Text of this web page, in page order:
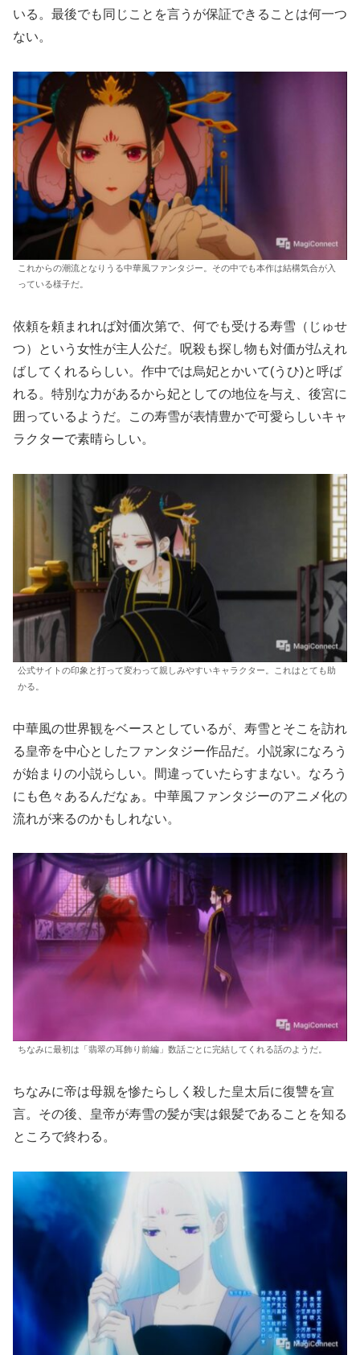
いる。最後でも同じことを言うが保証できることは何一つ
ない。
これからの潮流となりうる中華風ファンタジー。その中でも本作は結構気合が入
っている様子だ。
依頼を頼まれれば対価次第で、何でも受ける寿雪（じゅせ
つ）という女性が主人公だ。呪殺も探し物も対価が払えれ
ばしてくれるらしい。作中では烏妃とかいて(うひ)と呼ば
れる。特別な力があるから妃としての地位を与え、後宮に
囲っているようだ。この寿雪が表情豊かで可愛らしいキャ
ラクターで素晴らしい。
公式サイトの印象と打って変わって親しみやすいキャラクター。これはとても助
かる。
中華風の世界観をベースとしているが、寿雪とそこを訪れ
る皇帝を中心としたファンタジー作品だ。小説家になろう
が始まりの小説らしい。間違っていたらすまない。なろう
にも色々あるんだなぁ。中華風ファンタジーのアニメ化の
流れが来るのかもしれない。
ちなみに最初は「翡翠の耳飾り前編」数話ごとに完結してくれる話のようだ。
ちなみに帝は母親を惨たらしく殺した皇太后に復讐を宣
言。その後、皇帝が寿雪の髪が実は銀髪であることを知る
ところで終わる。